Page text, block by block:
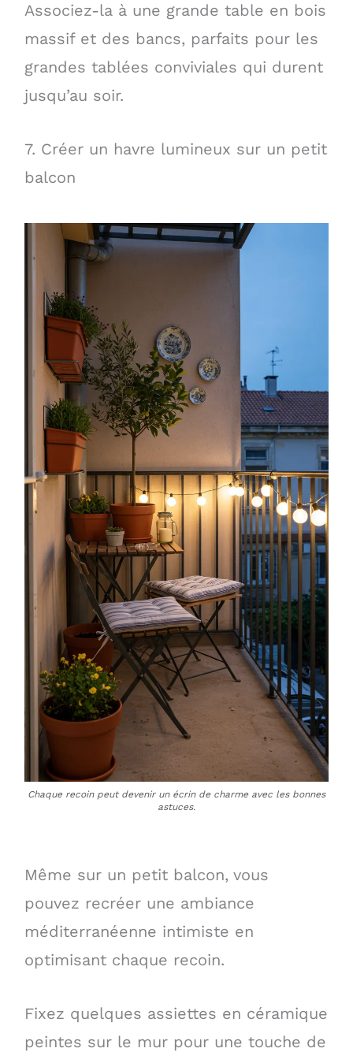
Associez-la à une grande table en bois
massif et des bancs, parfaits pour les
grandes tablées conviviales qui durent
jusqu’au soir.
7. Créer un havre lumineux sur un petit
balcon
Chaque recoin peut devenir un écrin de charme avec les bonnes
astuces.
Même sur un petit balcon, vous
pouvez recréer une ambiance
méditerranéenne intimiste en
optimisant chaque recoin.
Fixez quelques assiettes en céramique
peintes sur le mur pour une touche de